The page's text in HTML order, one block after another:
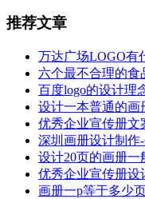
推荐文章
万达广场LOGO有
六个最不合理的食
百度logo的设计理
设计一本普通的画
优秀企业宣传册文
深圳画册设计制作
设计20页的画册
优秀企业宣传册设
画册一p等于多少